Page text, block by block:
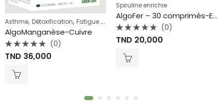
Asthme, Détoxification, Fatigue et stress , , Spiruline enrichie ,
AlgoManganèse-Cuivre
Note
0
(0)
TND 36,000
Spiruline enrichie
AlgoFer – 30 comprimés-Eden Life
Note
0
(0)
TND 20,000